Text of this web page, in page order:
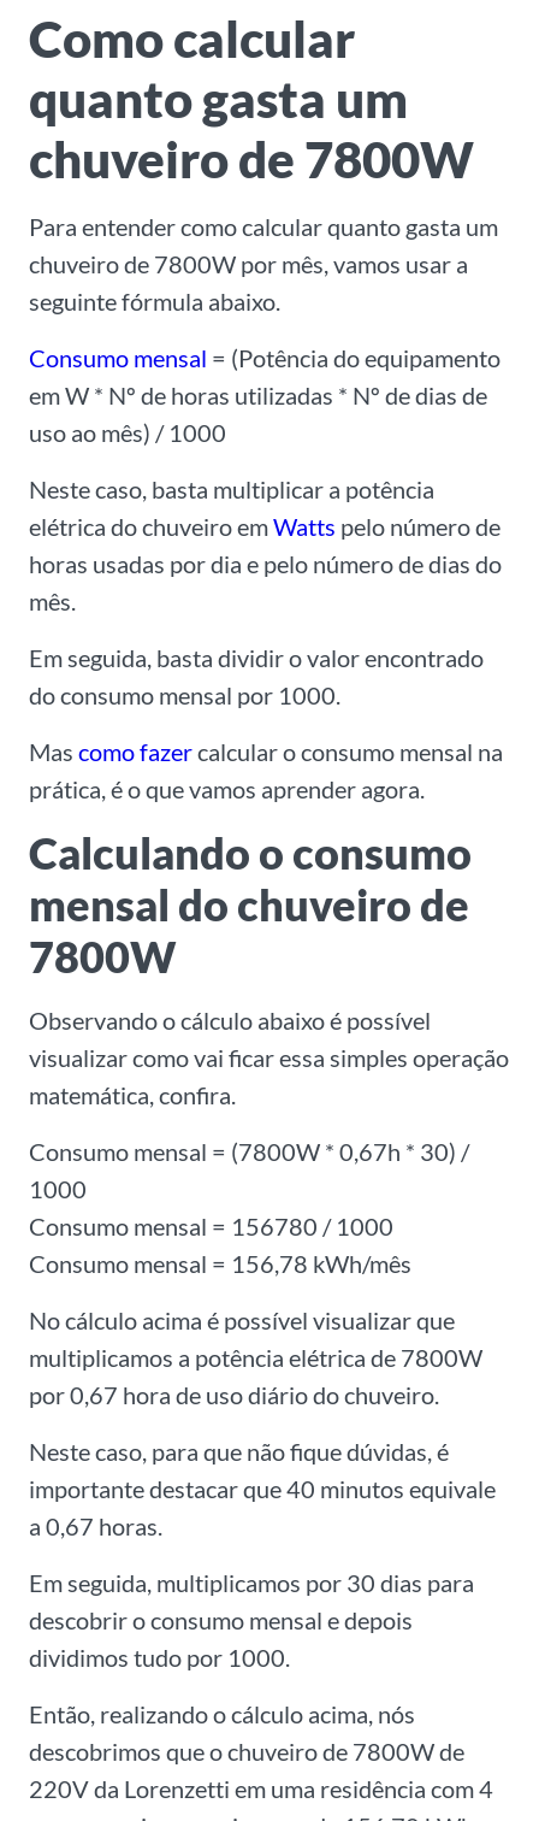
Como calcular
quanto gasta um
chuveiro de 7800W
Para entender como calcular quanto gasta um
chuveiro de 7800W por mês, vamos usar a
seguinte fórmula abaixo.
Consumo mensal = (Potência do equipamento
em W * Nº de horas utilizadas * Nº de dias de
uso ao mês) / 1000
Neste caso, basta multiplicar a potência
elétrica do chuveiro emWatts pelo número de
horas usadas por dia e pelo número de dias do
mês.
Em seguida, basta dividir o valor encontrado
do consumo mensal por 1000.
Mas como fazercalcular o consumo mensal na
prática, é o que vamos aprender agora.
Calculando o consumo
mensal do chuveiro de
7800W
Observando o cálculo abaixo é possível
visualizar como vai ficar essa simples operação
matemática, confira.
Consumo mensal = (7800W * 0,67h * 30) /
1000
Consumo mensal = 156780 / 1000
Consumo mensal = 156,78 kWh/mês
No cálculo acima é possível visualizar que
multiplicamos a potência elétrica de 7800W
por 0,67 hora de uso diário do chuveiro.
Neste caso, para que não fique dúvidas, é
importante destacar que 40 minutos equivale
a 0,67 horas.
Em seguida, multiplicamos por 30 dias para
descobrir o consumo mensal e depois
dividimos tudo por 1000.
Então, realizando o cálculo acima, nós
descobrimos que o chuveiro de 7800W de
220V da Lorenzetti em uma residência com 4